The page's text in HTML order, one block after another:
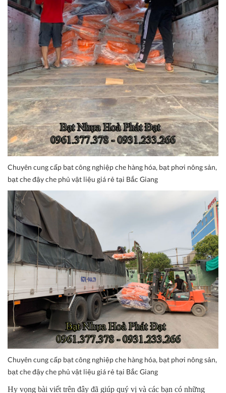
Chuyên cung cấp bạt công nghiệp che hàng hóa, bạt phơi nông sản,
bạt che đậy che phủ vật liệu giá rẻ tại Bắc Giang
Chuyên cung cấp bạt công nghiệp che hàng hóa, bạt phơi nông sản,
bạt che đậy che phủ vật liệu giá rẻ tại Bắc Giang
Hy vọng bài viết trên đây đã giúp quý vị và các bạn có những